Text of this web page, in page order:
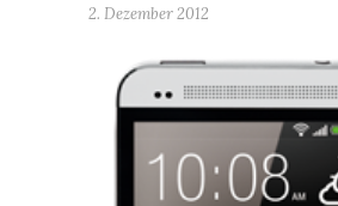
2. Dezember 2012